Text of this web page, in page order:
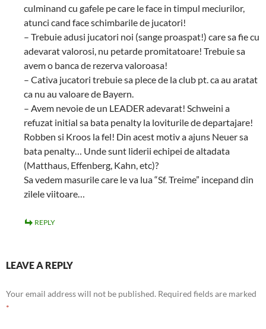
culminand cu gafele pe care le face in timpul meciurilor,
atunci cand face schimbarile de jucatori!
– Trebuie adusi jucatori noi (sange proaspat!) care sa fie cu
adevarat valorosi, nu petarde promitatoare! Trebuie sa
avem o banca de rezerva valoroasa!
– Cativa jucatori trebuie sa plece de la club pt. ca au aratat
ca nu au valoare de Bayern.
– Avem nevoie de un LEADER adevarat! Schweini a
refuzat initial sa bata penalty la loviturile de departajare!
Robben si Kroos la fel! Din acest motiv a ajuns Neuer sa
bata penalty… Unde sunt liderii echipei de altadata
(Matthaus, Effenberg, Kahn, etc)?
Sa vedem masurile care le va lua “Sf. Treime” incepand din
zilele viitoare…
REPLY
LEAVE A REPLY
Your email address will not be published. Required fields are marked
*